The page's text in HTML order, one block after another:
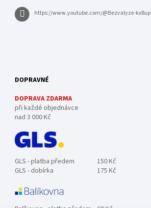
https://www.youtube.com/@Bezvalyze-kx8up
DOPRAVNÉ
DOPRAVA ZDARMA
při každé objednávce
nad 3 000 Kč
GLS - platba předem
150 Kč
GLS - dobírka
175 Kč